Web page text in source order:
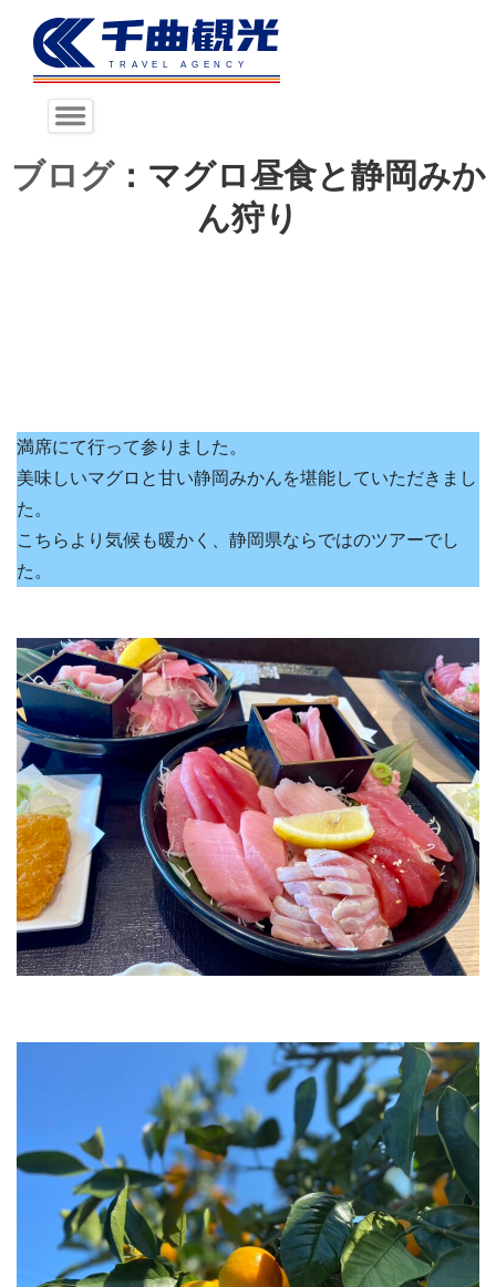
ブログ：マグロ昼食と静岡みか
ん狩り
満席にて行って参りました。
美味しいマグロと甘い静岡みかんを堪能していただきまし
た。
こちらより気候も暖かく、静岡県ならではのツアーでし
た。